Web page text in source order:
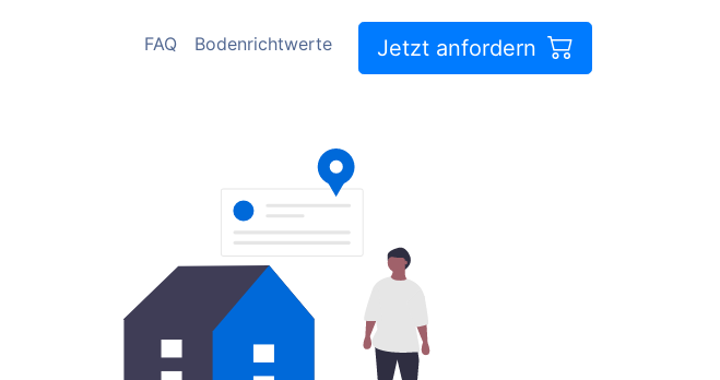
FAQ Bodenrichtwerte Jetzt anfordern